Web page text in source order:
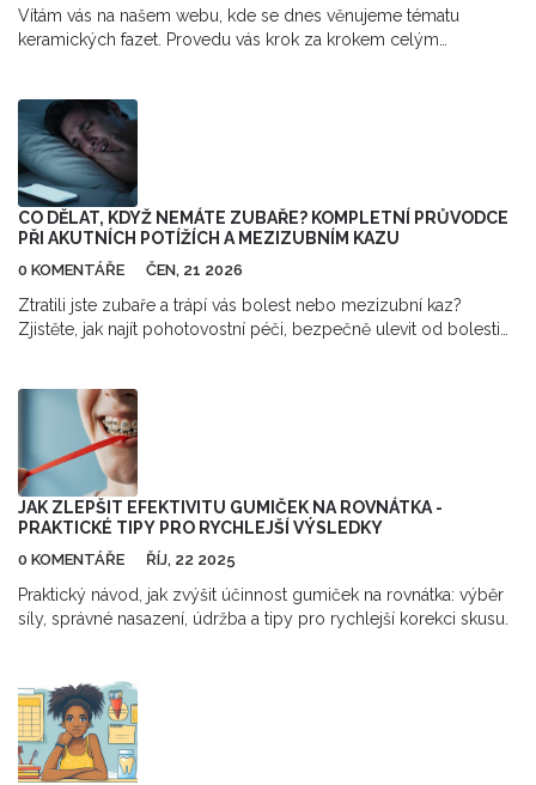
Vítám vás na našem webu, kde se dnes věnujeme tématu
keramických fazet. Provedu vás krok za krokem celým
se na výhody tohoto estetického zákroku v stomatologii. Přidejte
se ke mně a seznáme se s procesem aplikace keramických
fazet důkladněji. Uvidíte, že to není tak složité, jak se zdá.
CO DĚLAT, KDYŽ NEMÁTE ZUBAŘE? KOMPLETNÍ PRŮVODCE
PŘI AKUTNÍCH POTÍŽÍCH A MEZIZUBNÍM KAZU
0 KOMENTÁŘE ČEN, 21 2026
Ztratili jste zubaře a trápí vás bolest nebo mezizubní kaz?
Zjistěte, jak najít pohotovostní péči, bezpečně ulevit od bolesti
JAK ZLEPŠIT EFEKTIVITU GUMIČEK NA ROVNÁTKA -
PRAKTICKÉ TIPY PRO RYCHLEJŠÍ VÝSLEDKY
0 KOMENTÁŘE ŘÍJ, 22 2025
Praktický návod, jak zvýšit účinnost gumiček na rovnátka: výběr
síly, správné nasazení, údržba a tipy pro rychlejší korekci skusu.